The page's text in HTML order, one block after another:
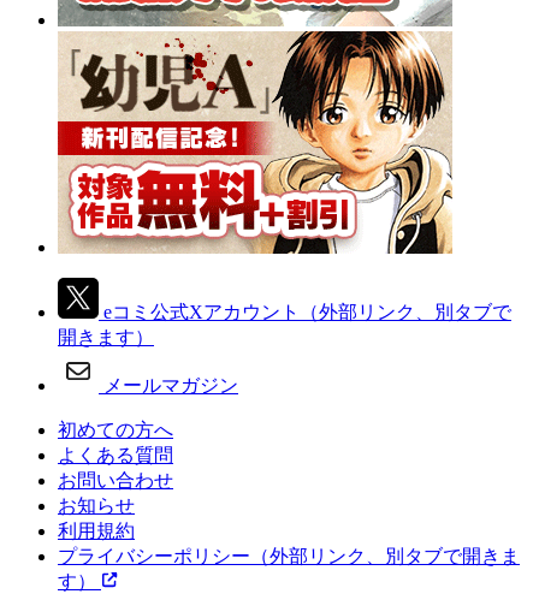
eコミ公式Xアカウント
（外部リンク、別タブで
開きます）
メールマガジン
初めての方へ
よくある質問
お問い合わせ
お知らせ
利用規約
プライバシーポリシー （外部リンク、別タブで開きま
す）